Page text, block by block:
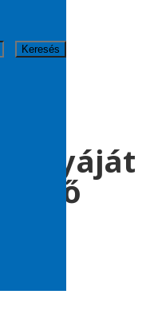
kutyáját